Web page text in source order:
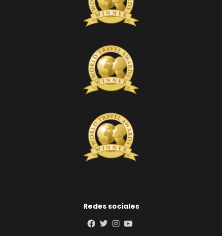
Redes sociales